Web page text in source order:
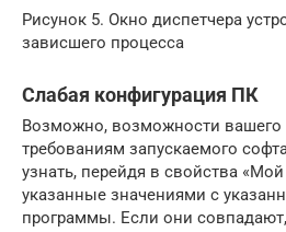
Рисунок 5. Окно диспетчера
зависшего процесса
Слабая конфигурация ПК
Возможно, возможности вашего
требованиям запускаемого
узнать, перейдя в свойства
указанные значениями с
программы. Если они